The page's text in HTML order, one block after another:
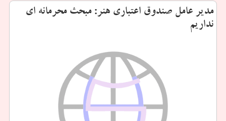
مدیر عامل صندوق اعتباری هنر: مبحث محرمانه ای
نداریم